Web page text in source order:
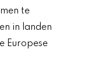
te
in landen
Europese